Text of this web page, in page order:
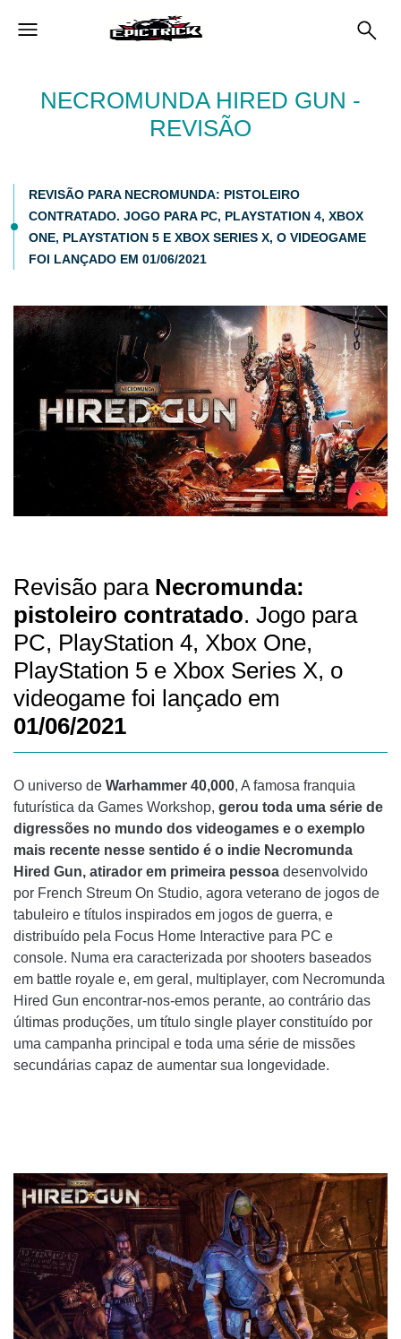
NECROMUNDA HIRED GUN -
REVISÃO
REVISÃO PARA NECROMUNDA: PISTOLEIRO
CONTRATADO. JOGO PARA PC, PLAYSTATION 4, XBOX
ONE, PLAYSTATION 5 E XBOX SERIES X, O VIDEOGAME
FOI LANÇADO EM 01/06/2021
Revisão para Necromunda:
pistoleiro contratado. Jogo para
PC, PlayStation 4, Xbox One,
PlayStation 5 e Xbox Series X, o
videogame foi lançado em
01/06/2021
O universo de Warhammer 40,000, A famosa franquia
futurística da Games Workshop, gerou toda uma série de
digressões no mundo dos videogames e o exemplo
mais recente nesse sentido é o indie Necromunda
Hired Gun, atirador em primeira pessoa desenvolvido
por French Streum On Studio, agora veterano de jogos de
tabuleiro e títulos inspirados em jogos de guerra, e
distribuído pela Focus Home Interactive para PC e
console. Numa era caracterizada por shooters baseados
em battle royale e, em geral, multiplayer, com Necromunda
Hired Gun encontrar-nos-emos perante, ao contrário das
últimas produções, um título single player constituído por
uma campanha principal e toda uma série de missões
secundárias capaz de aumentar sua longevidade.